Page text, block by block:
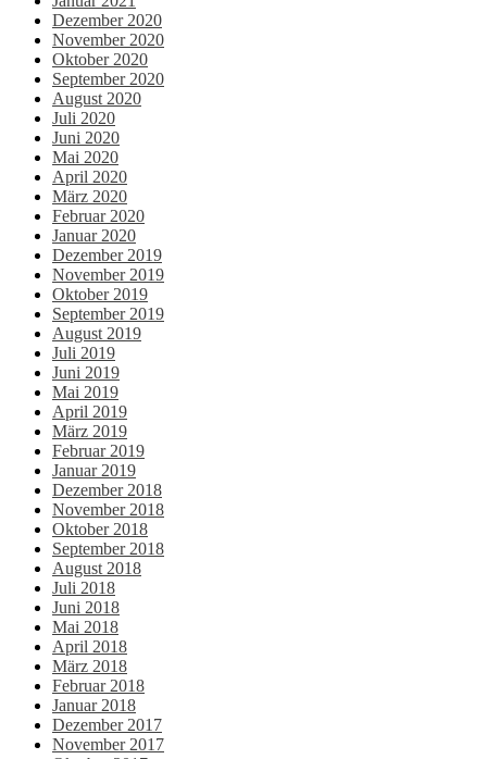
Dezember 2020
November 2020
Oktober 2020
September 2020
August 2020
Juli 2020
Juni 2020
Mai 2020
April 2020
März 2020
Februar 2020
Januar 2020
Dezember 2019
November 2019
Oktober 2019
September 2019
August 2019
Juli 2019
Juni 2019
Mai 2019
April 2019
März 2019
Februar 2019
Januar 2019
Dezember 2018
November 2018
Oktober 2018
September 2018
August 2018
Juli 2018
Juni 2018
Mai 2018
April 2018
März 2018
Februar 2018
Januar 2018
Dezember 2017
November 2017